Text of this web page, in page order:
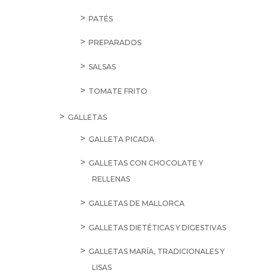
PATÉS
PREPARADOS
SALSAS
TOMATE FRITO
GALLETAS
GALLETA PICADA
GALLETAS CON CHOCOLATE Y
RELLENAS
GALLETAS DE MALLORCA
GALLETAS DIETÉTICAS Y DIGESTIVAS
GALLETAS MARÍA, TRADICIONALES Y
LISAS